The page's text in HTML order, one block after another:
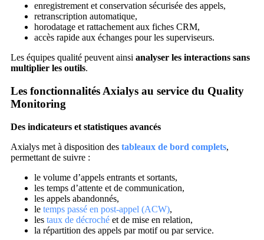
enregistrement et conservation sécurisée des appels,
retranscription automatique,
horodatage et rattachement aux fiches CRM,
accès rapide aux échanges pour les superviseurs.
Les équipes qualité peuvent ainsi analyser les interactions sans
multiplier les outils.
Les fonctionnalités Axialys au service du Quality
Monitoring
Des indicateurs et statistiques avancés
Axialys met à disposition des tableaux de bord complets,
permettant de suivre :
le volume d’appels entrants et sortants,
les temps d’attente et de communication,
les appels abandonnés,
le temps passé en post-appel (ACW),
les taux de décroché et de mise en relation,
la répartition des appels par motif ou par service.